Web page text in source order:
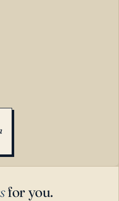
for you.